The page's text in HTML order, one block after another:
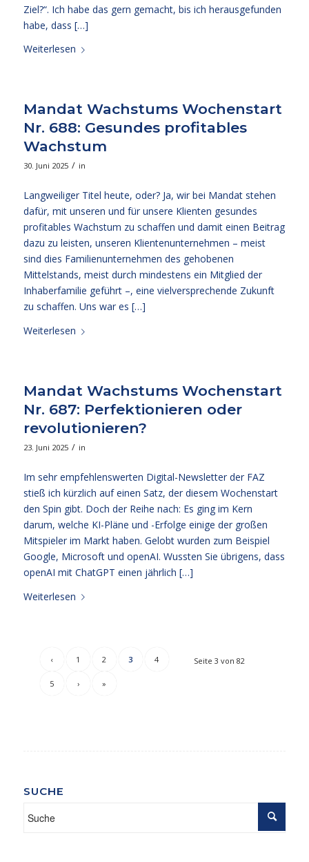
Ziel?“. Ich habe das gern gemacht, bis ich herausgefunden
habe, dass […]
Weiterlesen
Mandat Wachstums Wochenstart
Nr. 688: Gesundes profitables
Wachstum
30. Juni 2025 / in
Langweiliger Titel heute, oder? Ja, wir bei Mandat stehen
dafür, mit unseren und für unsere Klienten gesundes
profitables Wachstum zu schaffen und damit einen Beitrag
dazu zu leisten, unseren Klientenunternehmen – meist
sind dies Familienunternehmen des gehobenen
Mittelstands, meist durch mindestens ein Mitglied der
Inhaberfamilie geführt –, eine vielversprechende Zukunft
zu schaffen. Uns war es […]
Weiterlesen
Mandat Wachstums Wochenstart
Nr. 687: Perfektionieren oder
revolutionieren?
23. Juni 2025 / in
Im sehr empfehlenswerten Digital-Newsletter der FAZ
stieß ich kürzlich auf einen Satz, der diesem Wochenstart
den Spin gibt. Doch der Reihe nach: Es ging im Kern
darum, welche KI-Pläne und -Erfolge einige der großen
Mitspieler im Markt haben. Gelobt wurden zum Beispiel
Google, Microsoft und openAI. Wussten Sie übrigens, dass
openAI mit ChatGPT einen jährlich […]
Weiterlesen
Seite 3 von 82
‹ 1 2 3 4
5 › »
SUCHE